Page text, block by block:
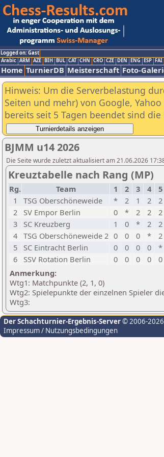
Logged on: Gast
Arabic ARM AZE BIH BUL CAT CHN CRO CZE DEN ENG ESP FAI
Home TurnierDB Meisterschaft Foto-
Hinweis: Um die Serverbelastung
Seiten und mehr) von Google,
bereits seit 5 Tagen beendet sind
BJMM u14 2026
Die Seite wurde zuletzt aktualisiert am 21.06.2026
Kreuztabelle nach Rang (MP)
Rg. Team 1 2 3 4 5
1
TSG Oberschöneweide * 2 1 2 2
2
SV Empor Berlin 0 * 2 2 2
3
SC Kreuzberg 1 0 * 2 2
4 TSG Oberschöneweide 2 0 0 0 * 2
5
SC Eintracht Berlin 0 0 0 0 *
6
SSV Rotation Berlin 0 0 0 0 0
Anmerkung:
Wtg1: Matchpunkte (2, 1, 0)
Wtg2: Spielepunkte der einzelnen Spieler
Wtg3:
Der Schachturnier-Ergebnis-Server© 2006-
Impressum / Nutzungsbedingungen